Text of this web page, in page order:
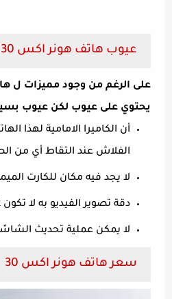
عيوب هاتف هونر اكس 30
يحتوي على عيوب لكن عيوب
أن الكاميرا الامامية لهذا
الفلاش عند التقاط أي من
لا يجد فيه مكان للكارت
دقة تصوير الفيديو به لا تكون 4k.
لا يمكن عملية تحديث الشاشة
سعر هاتف هونر اكس 30